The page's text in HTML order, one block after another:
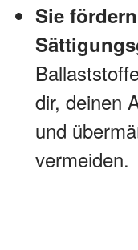
Sie
dir, deinen
und
vermeiden.